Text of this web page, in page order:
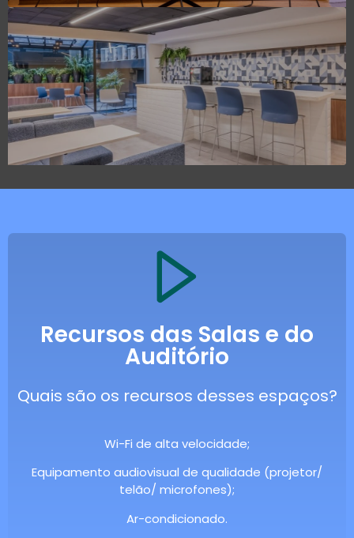
Recursos das Salas e do
Auditório
Quais são os recursos desses espaços?
Wi-Fi de alta velocidade;
Equipamento audiovisual de qualidade (projetor/
telão/ microfones);
Ar-condicionado.